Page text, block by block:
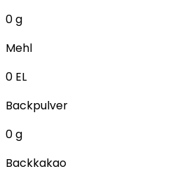
0g
Mehl
0 EL
Backpulver
0g
Backkakao